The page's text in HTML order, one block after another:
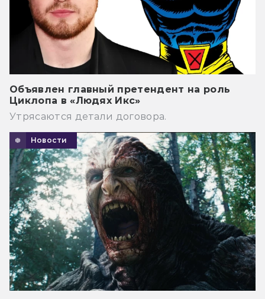
Объявлен главный претендент на роль
Циклопа в «Людях Икс»
Утрясаются детали договора.
Новости